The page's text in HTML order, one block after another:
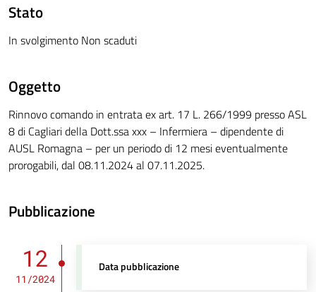
Stato
In svolgimento Non scaduti
Oggetto
Rinnovo comando in entrata ex art. 17 L. 266/1999 presso ASL
8 di Cagliari della Dott.ssa xxx – Infermiera – dipendente di
AUSL Romagna – per un periodo di 12 mesi eventualmente
prorogabili, dal 08.11.2024 al 07.11.2025.
Pubblicazione
12
11/2024
Data pubblicazione